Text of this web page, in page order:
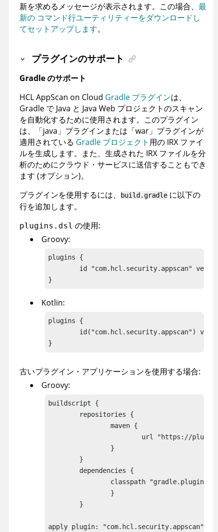
新を求めるメッセージが表示されます。この場合、 最
新の コマンド行ユーティリティーをダウンロードし
てセットアップします。
プラグインのサポート
Gradle のサポート
HCL AppScan on Cloud Gradle プラグインは、
Gradle で Java と Java Web プロジェクトのスキャン
を自動化するために使用されます。このプラグイン
は、「java」プラグインまたは「war」プラグインが
適用されている Gradle プロジェクト 用の IRX ファイ
ルを生成します。また、生成された IRX ファイルを分
析のためにクラウド・サービスに送信することもでき
ます (オプション)。
プラグインを使用するには、
build.gradle に以下の
行を追加します。
plugins.dsl の使用:
Groovy:
plugins {
	id "
com.hcl.security.appscan"
Kotlin:
plugins {
	id("
com.hcl.security.appscan")
古いプラグイン・アプリケーションを使用する場合:
Groovy:
buildscript {
apply plugin: "com.hcl.security.appscan"